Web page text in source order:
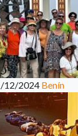
12/2024 Benín